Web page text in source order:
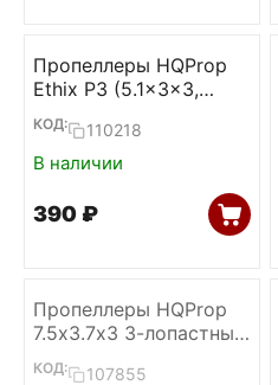
Пропеллеры HQProp
Ethix P3 (5.1x3x3,
Peanut Butter & Jelly,
2CW+2CCW)
КОД: 110218
В наличии
‍390‍ ₽
Пропеллеры HQProp
7.5х3.7х3 3-лопастные
(Grey, M5, 2CW+2CCW)
КОД: 107855